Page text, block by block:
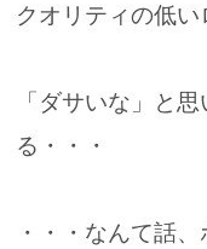
クオリティの低い
「ダサいな」と
る・・・
・・・なんて話